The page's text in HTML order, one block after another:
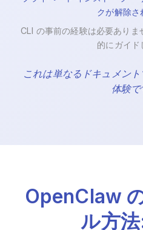
クが解除さ
CLI の事前の経験は必要あり
的にガイド
これは単なるドキュメン
体験で
OpenClaw
ル方